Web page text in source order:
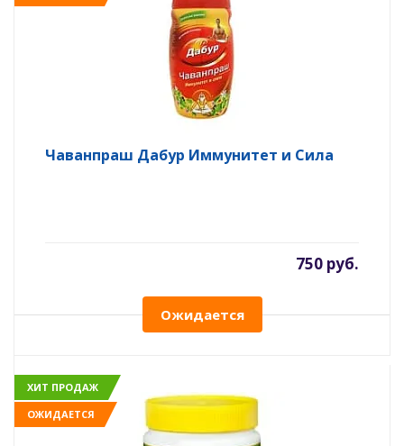
Чаванпраш Дабур Иммунитет и Сила
750 руб.
Ожидается
ХИТ ПРОДАЖ
ОЖИДАЕТСЯ